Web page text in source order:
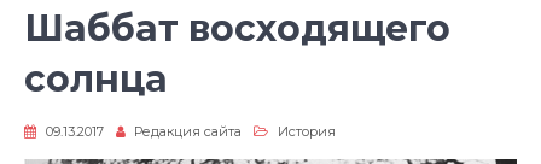
Шаббат восходящего
солнца
09.13.2017 Редакция сайта История